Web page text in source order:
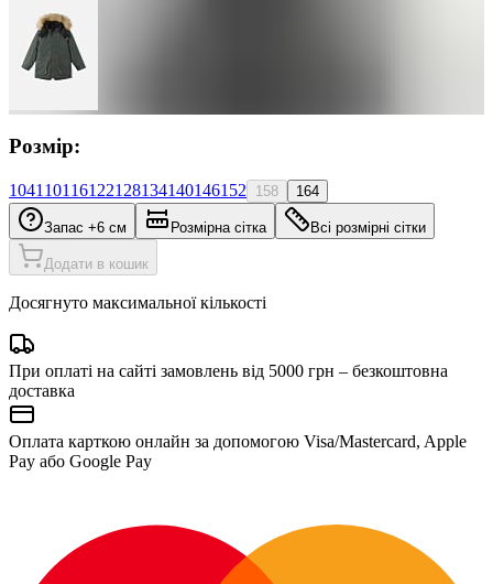
Розмір:
104110116122128134140146152 158 164
Запас +6 см Розмірна сітка Всі розмірні сітки
Додати в кошик
Досягнуто максимальної кількості
При оплаті на сайті замовлень від 5000 грн – безкоштовна
доставка
Оплата карткою онлайн за допомогою Visa/Mastercard, Apple
Pay або Google Pay